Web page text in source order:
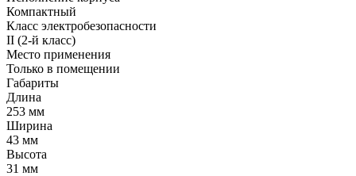
Компактный
Класс электробезопасности
II (2-й класс)
Место применения
Только в помещении
Габариты
Длина
253 мм
Ширина
43 мм
Высота
31 мм